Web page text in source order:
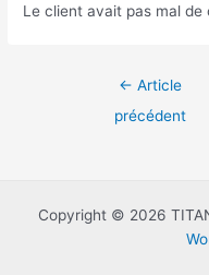
Le client avait pas mal de
← Article
précédent
Copyright © 2026